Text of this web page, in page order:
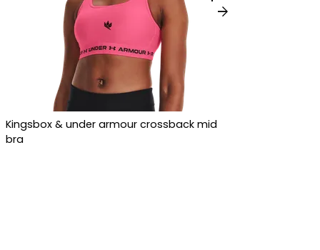
Kingsbox & under armour crossback mid
bra
arrow_forward